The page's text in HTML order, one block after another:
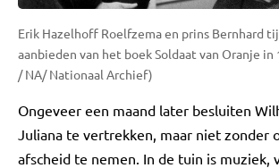
Erik Hazelhoff Roelfzema en prins Bernhard
aanbieden van het boek Soldaat van Oranje in
/ NA/ Nationaal Archief)
Ongeveer een maand later besluiten
Juliana te vertrekken, maar niet zonder
afscheid te nemen. In de tuin is muziek,